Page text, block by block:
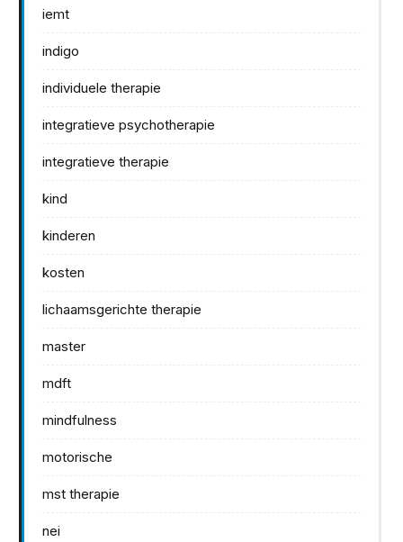
iemt
indigo
individuele therapie
integratieve psychotherapie
integratieve therapie
kind
kinderen
kosten
lichaamsgerichte therapie
master
mdft
mindfulness
motorische
mst therapie
nei